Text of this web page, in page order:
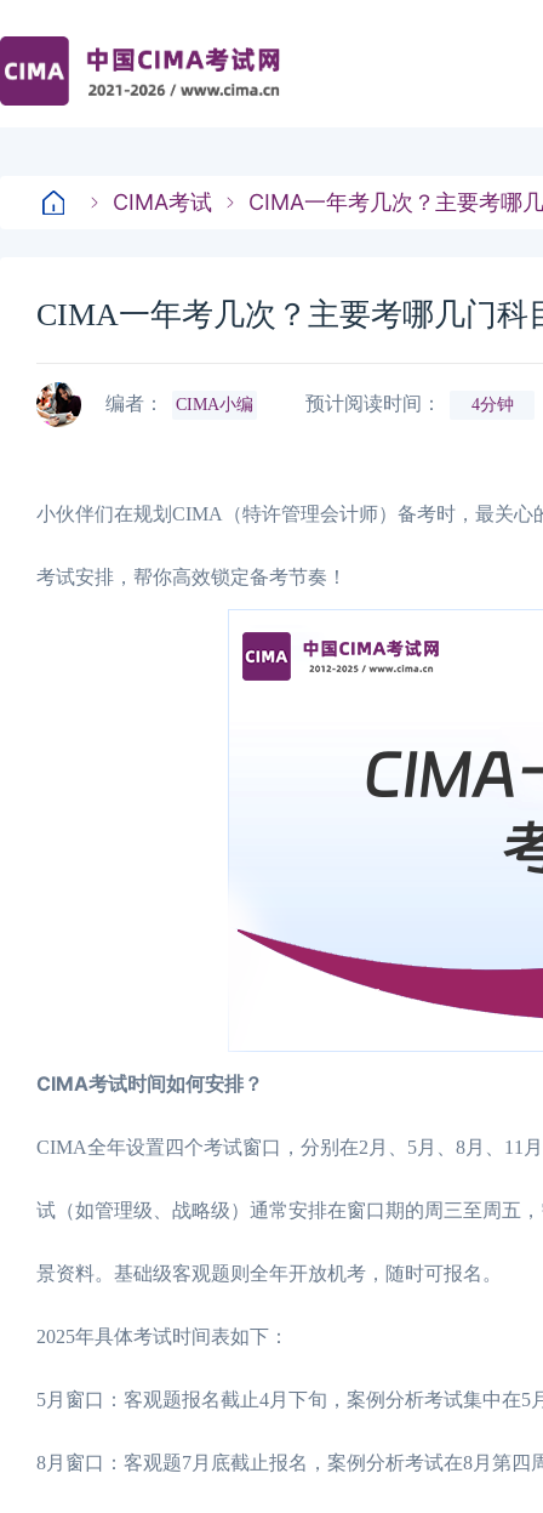
CIMA考试 CIMA一年考几次？主要考哪
CIMA一年考几次？主要考哪几门科
编者： CIMA小编 预计阅读时间： 4分钟
小伙伴们在规划CIMA（特许管理会计师）备考时，最关
考试安排，帮你高效锁定备考节奏！
CIMA考试时间如何安排？
CIMA全年设置四个考试窗口，分别在2月、5月、8月、11
试（如管理级、战略级）通常安排在窗口期的周三至周五
景资料。基础级客观题则全年开放机考，随时可报名。
2025年具体考试时间表如下：
5月窗口：客观题报名截止4月下旬，案例分析考试集中在5
8月窗口：客观题7月底截止报名，案例分析考试在8月第四